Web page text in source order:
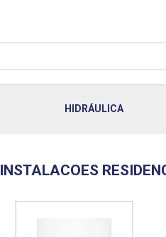
HIDRÁULICA
INSTALACOES